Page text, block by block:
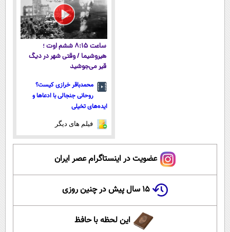
ساعت ۸:۱۵ ششم اوت ؛
هیروشیما / وقتی شهر در دیگ
قیر می‌جوشید
محمدباقر خرازی کیست؟
روحانی جنجالی با ادعاها و
ایده‌های تخیلی
فیلم های دیگر
عضویت در اینستاگرام عصر ایران
۱۵ سال پیش در چنین روزی
این لحظه با حافظ